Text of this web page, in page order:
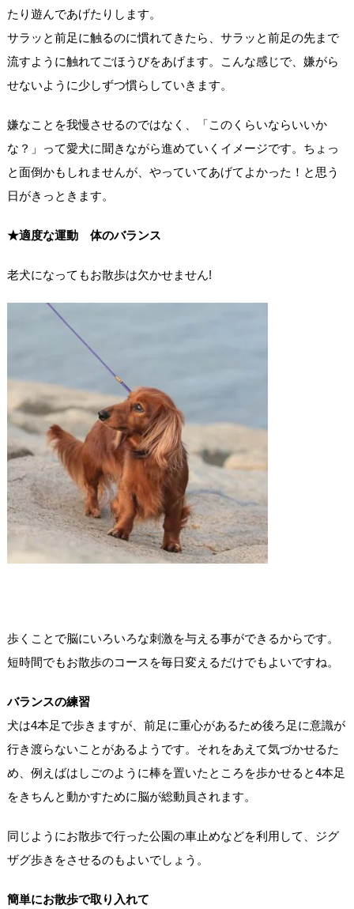
たり遊んであげたりします。
サラッと前足に触るのに慣れてきたら、サラッと前足の先まで
流すように触れてごほうびをあげます。こんな感じで、嫌がら
せないように少しずつ慣らしていきます。
嫌なことを我慢させるのではなく、「このくらいならいいか
な？」って愛犬に聞きながら進めていくイメージです。ちょっ
と面倒かもしれませんが、やっていてあげてよかった！と思う
日がきっときます。
★適度な運動 体のバランス
老犬になってもお散歩は欠かせません!
歩くことで脳にいろいろな刺激を与える事ができるからです。
短時間でもお散歩のコースを毎日変えるだけでもよいですね。
バランスの練習
犬は4本足で歩きますが、前足に重心があるため後ろ足に意識が
行き渡らないことがあるようです。それをあえて気づかせるた
め、例えばはしごのように棒を置いたところを歩かせると4本足
をきちんと動かすために脳が総動員されます。
同じようにお散歩で行った公園の車止めなどを利用して、ジグ
ザグ歩きをさせるのもよいでしょう。
簡単にお散歩で取り入れて